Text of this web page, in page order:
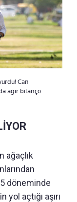
Can
ağır bilanço
ağaçlık
döneminde
açtığı aşırı